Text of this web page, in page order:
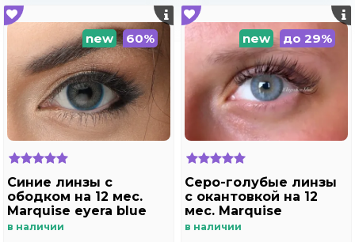
new 60%
Синие линзы с
ободком на 12 мес.
Marquise eyera blue
в наличии
new до 29%
Серо-голубые линзы
c окантовкой на 12
мес. Marquise
elegance blue
в наличии